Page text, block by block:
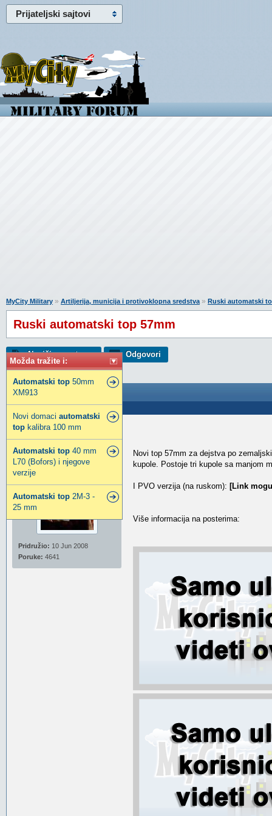
Prijateljski sajtovi
Možda tražite i:
Automatski top 50mm
XM913
Novi domaci automatski
top kalibra 100 mm
Automatski top 40 mm
L70 (Bofors) i njegove
verzije
Automatski top 2M-3 -
25 mm
MyCity Military » Artiljerija, municija i protivoklopna sredstva» Ruski automatski
Ruski automatski top 57mm
Napiši novu temu Odgovori
Ruski automatski top 57mm
acatomic
Pridružio: 10 Jun 2008
Poruke: 4641
Novi top 57mm za dejstva po
kupole. Postoje tri kupole sa manjom
I PVO verzija (na ruskom): [Link
Više informacija na posterima: